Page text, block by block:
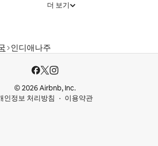
더 보기
인디애나주
© 2026 Airbnb, Inc.
인정보 처리방침
이용약관